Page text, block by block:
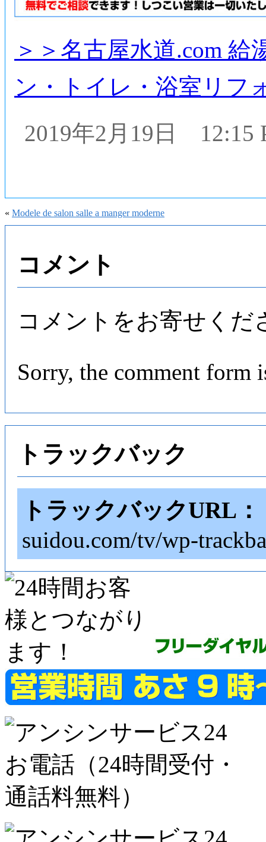
＞＞名古屋水道.com
ン・トイレ・浴室リフ
2019年2月19日 12:15
« Modele de salon salle a manger moderne
コメント
コメントをお寄せくだ
Sorry, the comment form
トラックバック
トラックバックURL：
suidou.com/tv/wp-